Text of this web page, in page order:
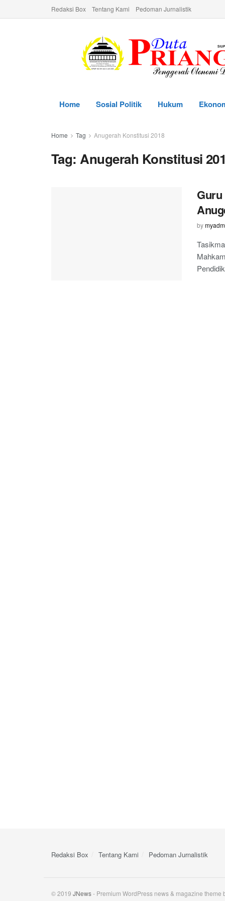
Redaksi Box Tentang Kami Pedoman Jurnalistik
Home Sosial Politik Hukum
Home Tag Anugerah Konstitusi 2018
Tag:Anugerah Konstitusi
Guru
by
Redaksi Box Tentang Kami Pedoman Jurnalistik
© 2019 JNews- Premium WordPress news & magazine theme